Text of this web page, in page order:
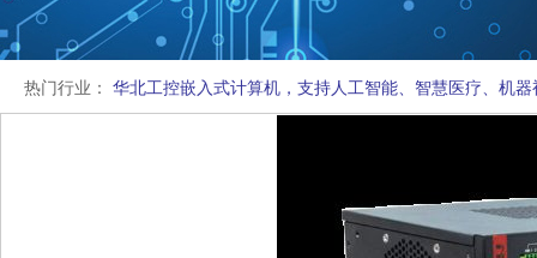
热门行业： 华北工控嵌入式计算机，支持人工智能、智慧医疗、机